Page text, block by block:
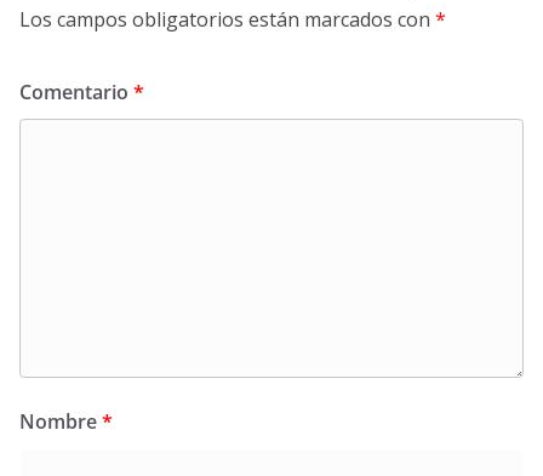
Los campos obligatorios están marcados con *
Comentario *
Nombre*